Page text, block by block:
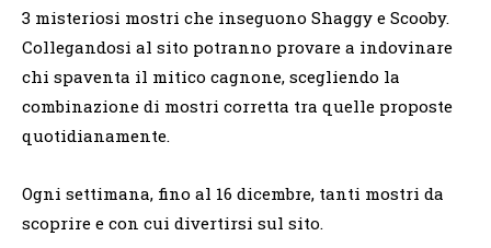
3 misteriosi mostri che inseguono Shaggy e Scooby.
Collegandosi al sito potranno provare a indovinare
chi spaventa il mitico cagnone, scegliendo la
combinazione di mostri corretta tra quelle proposte
quotidianamente.
Ogni settimana, fino al 16 dicembre, tanti mostri da
scoprire e con cui divertirsi sul sito.